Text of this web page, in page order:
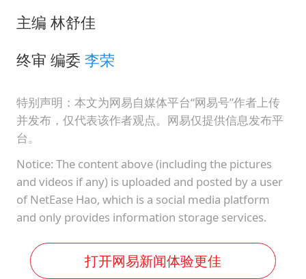
主编 林舒佳
终审 编委 李荣
特别声明：本文为网易自媒体平台“网易号”作者上传
并发布，仅代表该作者观点。网易仅提供信息发布平
台。
Notice: The content above (including the pictures
and videos if any) is uploaded and posted by a user
of NetEase Hao, which is a social media platform
and only provides information storage services.
打开网易新闻体验更佳